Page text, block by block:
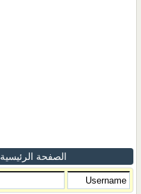
الصفحة الرئيسية